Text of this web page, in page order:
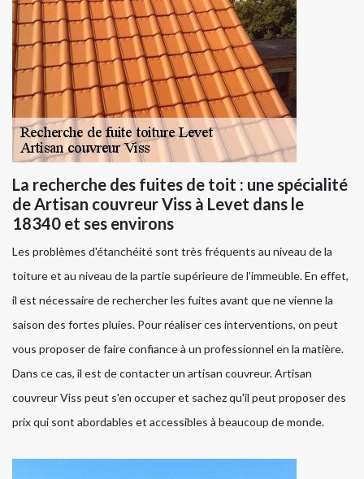
La recherche des fuites de toit : une spécialité
de Artisan couvreur Viss à Levet dans le
18340 et ses environs
Les problèmes d'étanchéité sont très fréquents au niveau de la
toiture et au niveau de la partie supérieure de l'immeuble. En effet,
il est nécessaire de rechercher les fuites avant que ne vienne la
saison des fortes pluies. Pour réaliser ces interventions, on peut
vous proposer de faire confiance à un professionnel en la matière.
Dans ce cas, il est de contacter un artisan couvreur. Artisan
couvreur Viss peut s'en occuper et sachez qu'il peut proposer des
prix qui sont abordables et accessibles à beaucoup de monde.